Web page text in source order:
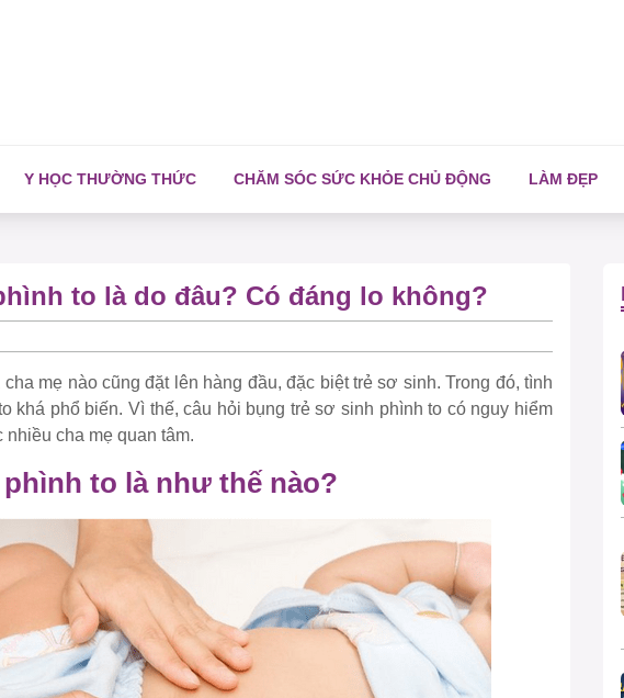
Y HỌC THƯỜNG THỨC CHĂM SÓC SỨC KHỎE CHỦ ĐỘNG LÀM ĐẸP
to là do đâu? Có đáng lo không?
mẹ nào cũng đặt lên hàng đầu, đặc biệt trẻ sơ sinh. Trong đó, tình
khá phổ biến. Vì thế, câu hỏi bụng trẻ sơ sinh phình to có nguy hiểm
cha mẹ quan tâm.
to là như thế nào?